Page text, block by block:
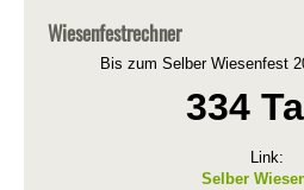
Wiesenfestrechner
Bis zum Selber Wiesenfest
334
Link:
Selber